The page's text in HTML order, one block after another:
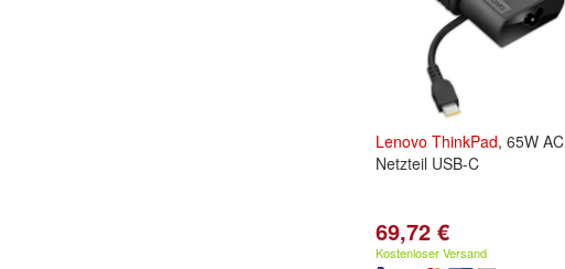
Lenovo ThinkPad, 65W AC
Netzteil USB-C
69,72 €
Kostenloser Versand